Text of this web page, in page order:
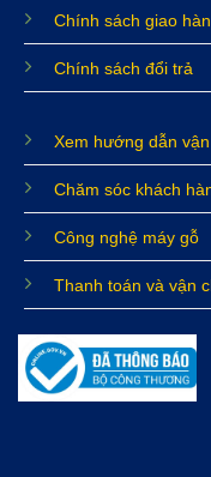
Chính sách giao
Chính sách đổi trả
Xem hướng dẫn
Chăm sóc khách
Công nghệ máy gỗ
Thanh toán và vận